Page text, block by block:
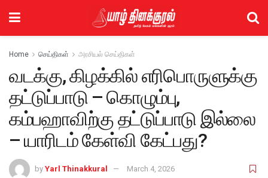
Home செய்திகள் அரசியல் செய்திகள்
வடக்கு, கிழக்கில் எரிபொருளுக்கு
தட்டுப்பாடு – கொழும்பு,
கம்பஹாவிற்கு தட்டுப்பாடு இல்லை
– யாரிடம் கேள்வி கேட்பது?
by Yarl Thinakkural March 4, 2026